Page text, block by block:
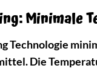
Minimale
Technologie
Die